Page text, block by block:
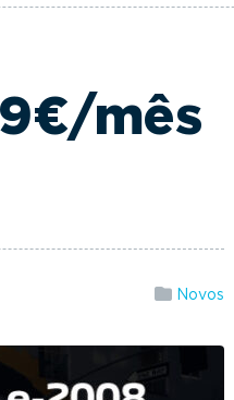
mês
Novos